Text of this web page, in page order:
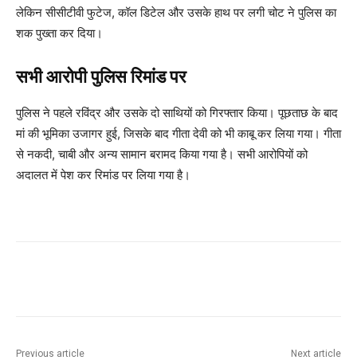
लेकिन सीसीटीवी फुटेज, कॉल डिटेल और उसके हाथ पर लगी चोट ने पुलिस का
शक पुख्ता कर दिया।
सभी आरोपी पुलिस रिमांड पर
पुलिस ने पहले रविंद्र और उसके दो साथियों को गिरफ्तार किया। पूछताछ के बाद
मां की भूमिका उजागर हुई, जिसके बाद गीता देवी को भी काबू कर लिया गया। गीता
से नकदी, चाबी और अन्य सामान बरामद किया गया है। सभी आरोपियों को
अदालत में पेश कर रिमांड पर लिया गया है।
Previous article Next article